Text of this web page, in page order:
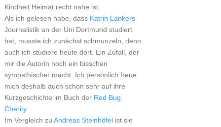
Kindheit Heimat recht nahe ist.
Als ich gelesen habe, dass Katrin Lankers
Journalistik an der Uni Dortmund studiert
hat, musste ich zunächst schmunzeln, denn
auch ich studiere heute dort. Ein Zufall, der
mir die Autorin noch ein bisschen
sympathischer macht. Ich persönlich freue
mich deshalb auch schon sehr auf ihre
Kurzgeschichte im Buch der Red Bug
Charity.
Im Vergleich zu Andreas Steinhöfelist sie